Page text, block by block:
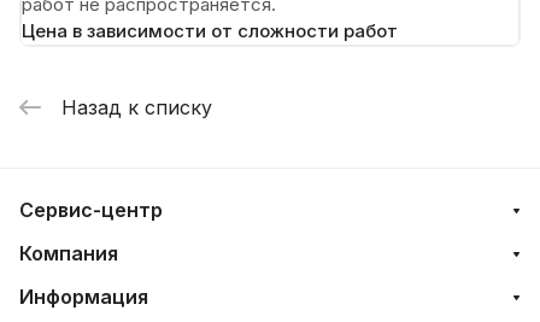
Цена в зависимости от сложности работ
Назад к списку
Сервис-центр
Компания
Информация